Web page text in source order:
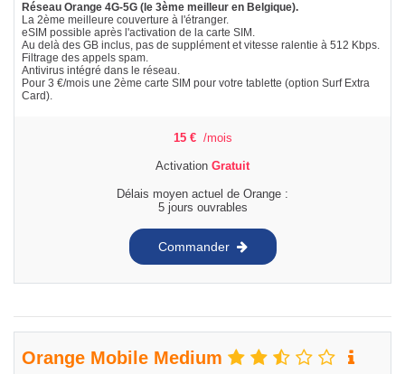
Réseau Orange 4G-5G (le 3ème meilleur en Belgique).
La 2ème meilleure couverture à l'étranger.
eSIM possible après l'activation de la carte SIM.
Au delà des GB inclus, pas de supplément et vitesse ralentie à 512 Kbps.
Filtrage des appels spam.
Antivirus intégré dans le réseau.
Pour 3 €/mois une 2ème carte SIM pour votre tablette (option Surf Extra
Card).
15 € /mois
Activation Gratuit
Délais moyen actuel de Orange :
5 jours ouvrables
Commander
Orange Mobile Medium